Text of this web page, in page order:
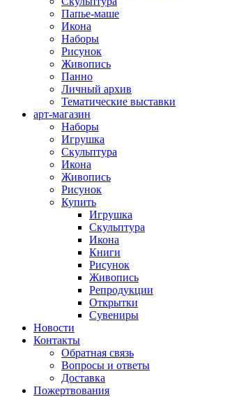
Папье-маше
Икона
Наборы
Рисунок
Живопись
Панно
Личный архив
Тематические выставки
арт-магазин
Наборы
Игрушка
Скульптура
Икона
Живопись
Рисунок
Купить
Игрушка
Скульптура
Икона
Книги
Рисунок
Живопись
Репродукции
Открытки
Сувениры
Новости
Контакты
Обратная связь
Вопросы и ответы
Доставка
Пожертвования